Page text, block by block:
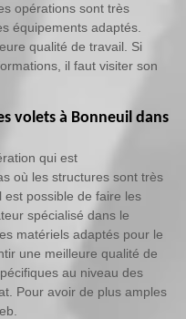
opérations sont très
équipements adaptés.
qualité de travail. Si
il faut visiter son
volets à Bonneuil dans
qui est
où les structures sont très
possible de faire les
spécialisé dans le
matériels adaptés pour le
une meilleure qualité de
au niveau des
Pour avoir de plus amples